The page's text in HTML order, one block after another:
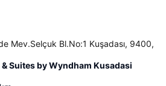
Mev.Selçuk Bl.No:1 Kuşadası, 9400,
Suites by Wyndham Kusadasi